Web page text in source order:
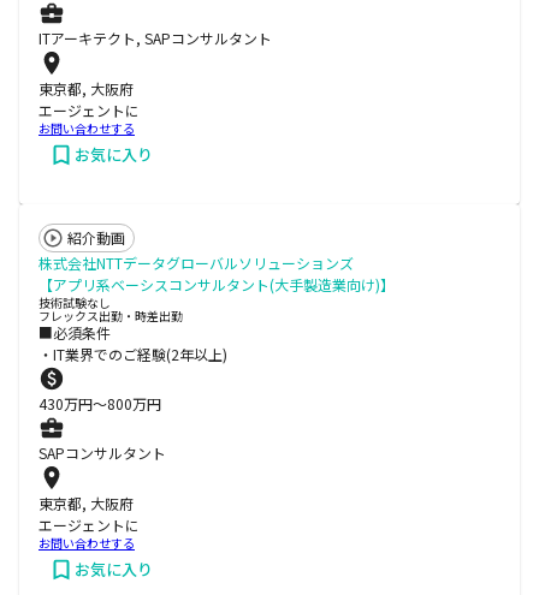
ITアーキテクト, SAPコンサルタント
東京都, 大阪府
エージェントに
お問い合わせする
お気に入り
紹介動画
株式会社NTTデータグローバルソリューションズ
【アプリ系ベーシスコンサルタント(大手製造業向け)】
技術試験なし
フレックス出勤・時差出勤
■必須条件
・IT業界でのご経験(2年以上)
430万円〜800万円
SAPコンサルタント
東京都, 大阪府
エージェントに
お問い合わせする
お気に入り